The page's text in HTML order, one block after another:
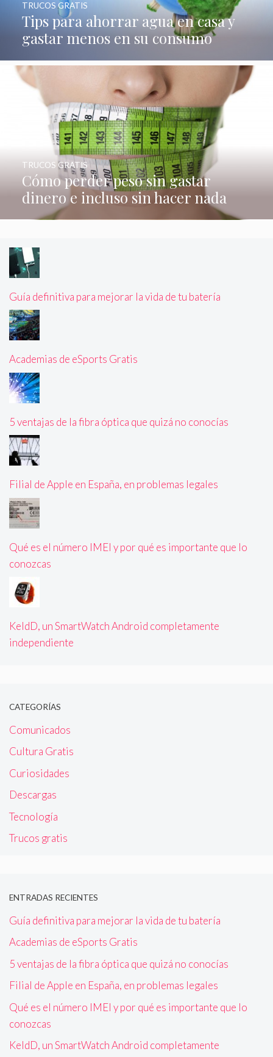
Tips para ahorrar agua en casa y
gastar menos en su consumo
TRUCOS GRATIS
Cómo perder peso sin gastar
dinero e incluso sin hacer nada
TRUCOS GRATIS
Guía definitiva para mejorar la vida de tu batería
Academias de eSports Gratis
5 ventajas de la fibra óptica que quizá no conocías
Filial de Apple en España, en problemas legales
Qué es el número IMEI y por qué es importante que lo
conozcas
KeldD, un SmartWatch Android completamente
independiente
CATEGORÍAS
Comunicados
Cultura Gratis
Curiosidades
Descargas
Tecnología
Trucos gratis
ENTRADAS RECIENTES
Guía definitiva para mejorar la vida de tu batería
Academias de eSports Gratis
5 ventajas de la fibra óptica que quizá no conocías
Filial de Apple en España, en problemas legales
Qué es el número IMEI y por qué es importante que lo
conozcas
KeldD, un SmartWatch Android completamente